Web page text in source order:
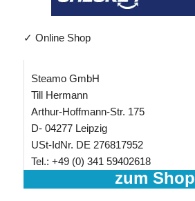
✓ Online Shop
Steamo GmbH
Till Hermann
Arthur-Hoffmann-Str. 175
D- 04277 Leipzig
USt-IdNr. DE 276817952
Tel.: +49 (0) 341 59402618
zum Shop